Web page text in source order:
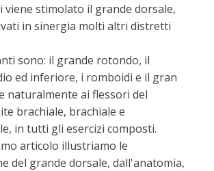
viene stimolato il grande dorsale,
in sinergia molti altri distretti
sono: il grande rotondo, il
ed inferiore, i romboidi e il gran
naturalmente ai flessori del
brachiale, brachiale e
in tutti gli esercizi composti.
articolo illustriamo le
del grande dorsale, dall'anatomia,